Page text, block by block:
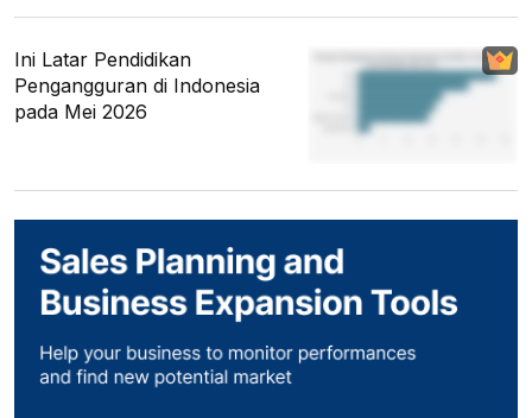
Ini Latar Pendidikan
Pengangguran di Indonesia
pada Mei 2026